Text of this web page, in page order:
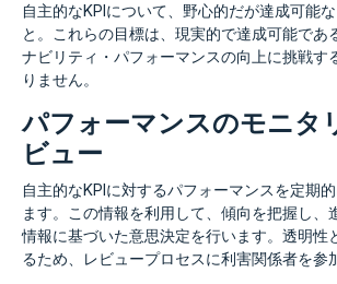
自主的なKPIについて、野心的だが達成可能
と。これらの目標は、現実的で達成可能であ
ナビリティ・パフォーマンスの向上に挑戦す
りません。
パフォーマンスのモニタ
ビュー
自主的なKPIに対するパフォーマンスを定期
ます。この情報を利用して、傾向を把握し、
情報に基づいた意思決定を行います。透明性
るため、レビュープロセスに利害関係者を参